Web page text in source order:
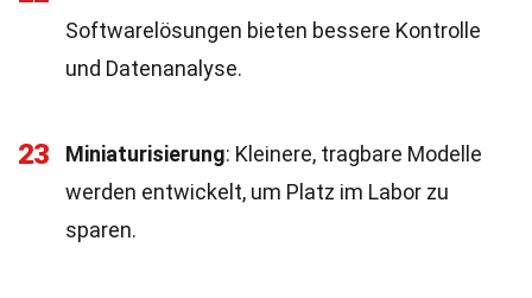
Softwarelösungen bieten bessere Kontrolle
und Datenanalyse.
23 Miniaturisierung: Kleinere, tragbare Modelle
werden entwickelt, um Platz im Labor zu
sparen.